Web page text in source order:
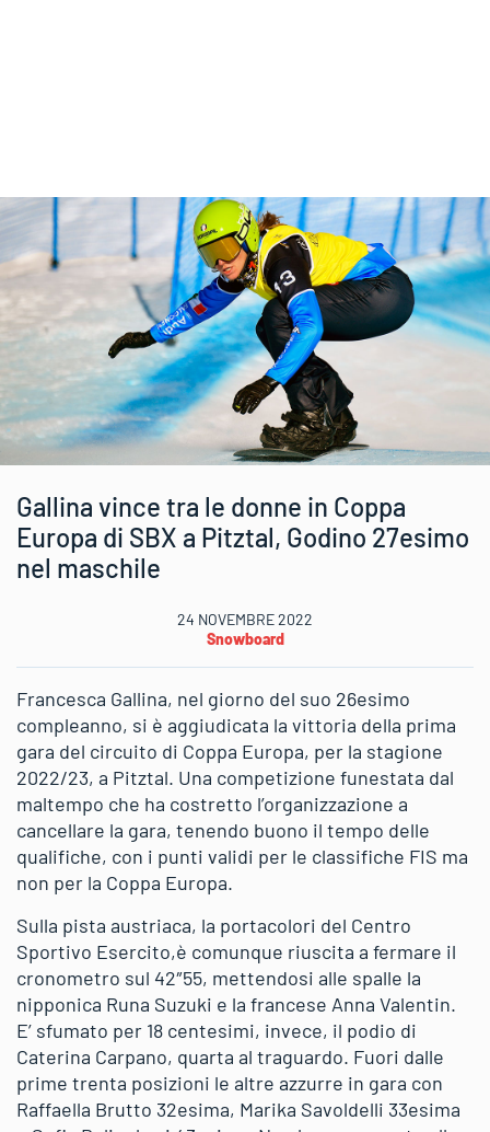
Gallina vince tra le donne in Coppa
Europa di SBX a Pitztal, Godino 27esimo
nel maschile
24 NOVEMBRE 2022
Snowboard
Francesca Gallina, nel giorno del suo 26esimo
compleanno, si è aggiudicata la vittoria della prima
gara del circuito di Coppa Europa, per la stagione
2022/23, a Pitztal. Una competizione funestata dal
maltempo che ha costretto l’organizzazione a
cancellare la gara, tenendo buono il tempo delle
qualifiche, con i punti validi per le classifiche FIS ma
non per la Coppa Europa.
Sulla pista austriaca, la portacolori del Centro
Sportivo Esercito,è comunque riuscita a fermare il
cronometro sul 42″55, mettendosi alle spalle la
nipponica Runa Suzuki e la francese Anna Valentin.
E’ sfumato per 18 centesimi, invece, il podio di
Caterina Carpano, quarta al traguardo. Fuori dalle
prime trenta posizioni le altre azzurre in gara con
Raffaella Brutto 32esima, Marika Savoldelli 33esima